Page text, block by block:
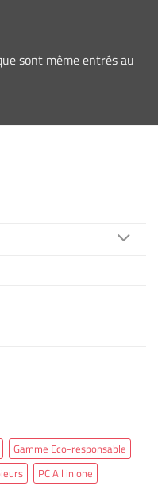
sont même entrés au
Gamme Eco-responsable
PC All in one